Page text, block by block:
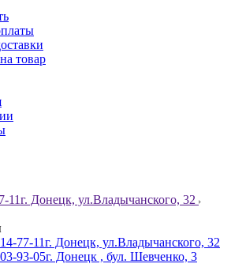
товар
11г. Донецк, ул.Владычанского, 32
77-11г. Донецк, ул.Владычанского, 32
93-05г. Донецк , бул. Шевченко, 3